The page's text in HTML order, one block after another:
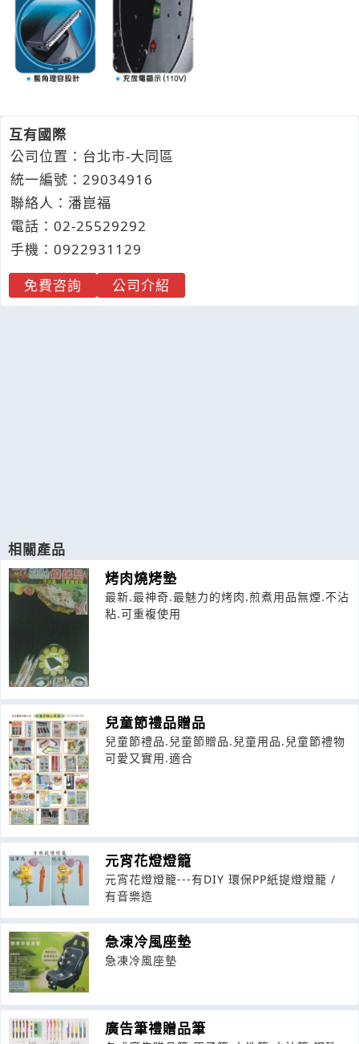
互有國際
公司位置：台北市-大同區
統一編號：29034916
聯絡人：潘崑福
電話： 02-25529292
手機： 0922931 129
免費咨詢
公司介紹
相關產品
烤肉燒烤墊
最新.最神奇.最魅力的烤肉.煎煮用品無煙.不沾
粘.可重複使用
兒童節禮品贈品
兒童節禮品.兒童節贈品.兒童用品.兒童節禮物
可愛又實用.適合
元宵花燈燈籠
元宵花燈燈籠---有DIY 環保PP紙提燈燈籠 /
有音樂造
急凍冷風座墊
急凍冷風座墊
廣告筆禮贈品筆